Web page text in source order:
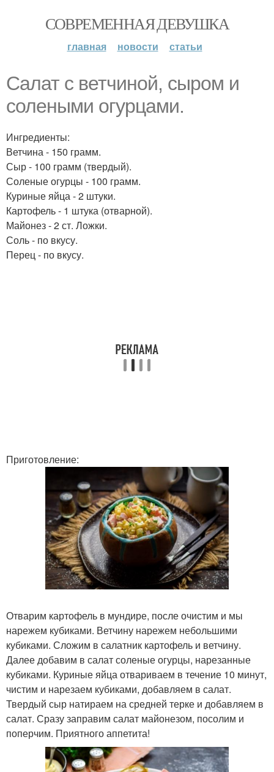
СОВРЕМЕННАЯ ДЕВУШКА
главная новости статьи
Салат с ветчиной, сыром и
солеными огурцами.
Ингредиенты:
Ветчина - 150 грамм.
Сыр - 100 грамм (твердый).
Соленые огурцы - 100 грамм.
Куриные яйца - 2 штуки.
Картофель - 1 штука (отварной).
Майонез - 2 ст. Ложки.
Соль - по вкусу.
Перец - по вкусу.
Приготовление:
Отварим картофель в мундире, после очистим и мы
нарежем кубиками. Ветчину нарежем небольшими
кубиками. Сложим в салатник картофель и ветчину.
Далее добавим в салат соленые огурцы, нарезанные
кубиками. Куриные яйца отвариваем в течение 10 минут,
чистим и нарезаем кубиками, добавляем в салат.
Твердый сыр натираем на средней терке и добавляем в
салат. Сразу заправим салат майонезом, посолим и
поперчим. Приятного аппетита!